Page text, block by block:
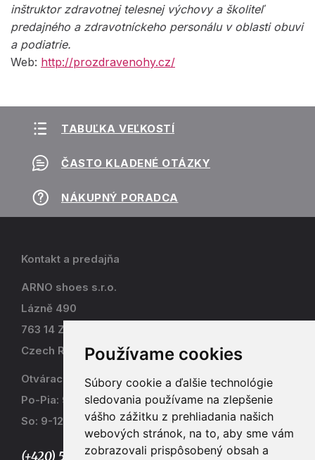
Používame cookies
Súbory cookie a ďalšie technológie
sledovania používame na zlepšenie
vášho zážitku z prehliadania našich
webových stránok, na to, aby sme vám
zobrazovali prispôsobený obsah a
inštruktor zdravotnej telesnej výchovy a školiteľ
predajného a zdravotníckeho personálu v oblasti obuvi
a podiatrie.
Web: http://prozdravenohy.cz/
TABUĽKA VEĽKOSTÍ
ČASTO KLADENÉ OTÁZKY
NÁKUPNÝ PORADCA
Kontakt a predajňa
ARNO shoes s.r.o.
Lázně 490
763 14 Zlín - Kostelec
Czech Republic
Otváracia doba
Po-Pia: 9-17
So: 9-12
(+420) 577 915 036,